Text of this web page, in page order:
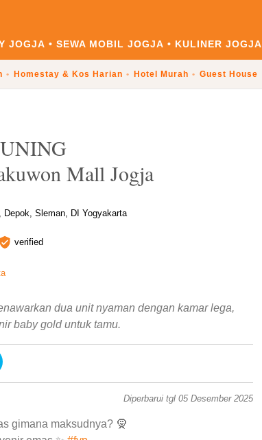
JOGJA SEWA MOBIL JOGJA KULINER JOGJA
Homestay & Kos Harian Hotel Murah Guest House
Mall Jogja
Sleman, DI Yogyakarta
verified
dua unit nyaman dengan kamar lega,
baby gold untuk tamu.
Diperbarui tgl 05 Desember 2025
gimana maksudnya? 🧕